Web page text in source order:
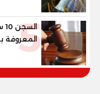
5
المعروفة